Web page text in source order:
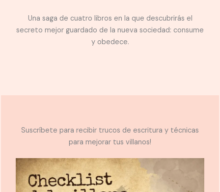
Una saga de cuatro libros en la que descubrirás el
secreto mejor guardado de la nueva sociedad: consume
y obedece.
Suscríbete para recibir trucos de escritura y técnicas
para mejorar tus villanos!